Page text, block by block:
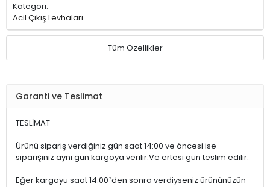
Kategori:
Acil Çıkış Levhaları
Tüm Özellikler
Garanti ve Teslimat
TESLİMAT
Ürünü sipariş verdiğiniz gün saat 14:00 ve öncesi ise
siparişiniz aynı gün kargoya verilir.Ve ertesi gün teslim edilir.
Eğer kargoyu saat 14:00`den sonra verdiyseniz ürününüzün